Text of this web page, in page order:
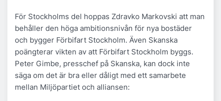
För Stockholms del hoppas Zdravko Markovski att man
behåller den höga ambitionsnivån för nya bostäder
och bygger Förbifart Stockholm. Även Skanska
poängterar vikten av att Förbifart Stockholm byggs.
Peter Gimbe, presschef på Skanska, kan dock inte
säga om det är bra eller dåligt med ett samarbete
mellan Miljöpartiet och alliansen: